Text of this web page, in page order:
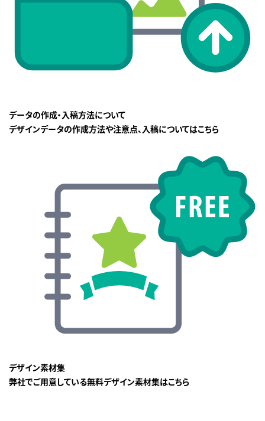
データの作成・入稿方法について
デザインデータの作成方法や注意点、入稿についてはこちら
デザイン素材集
弊社でご用意している無料デザイン素材集はこちら